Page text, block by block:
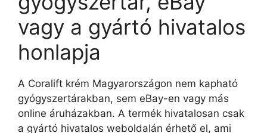
vagy a gyártó hivatalos
honlapja
A Coralift krém Magyarországon nem kapható
gyógyszertárakban, sem eBay-en vagy más
online áruházakban. A termék hivatalosan csak
a gyártó hivatalos weboldalán érhető el, ami